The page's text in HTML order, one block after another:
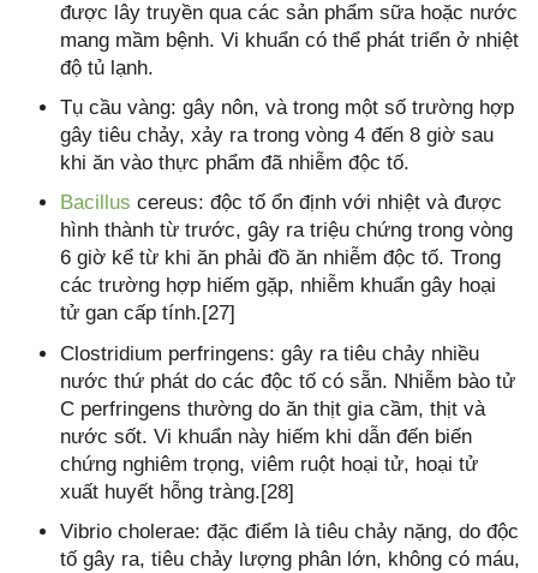
được lây truyền qua các sản phẩm sữa hoặc nước
mang mầm bệnh. Vi khuẩn có thể phát triển ở nhiệt
độ tủ lạnh.
Tụ cầu vàng: gây nôn, và trong một số trường hợp
gây tiêu chảy, xảy ra trong vòng 4 đến 8 giờ sau
khi ăn vào thực phẩm đã nhiễm độc tố.
Bacillus cereus: độc tố ổn định với nhiệt và được
hình thành từ trước, gây ra triệu chứng trong vòng
6 giờ kể từ khi ăn phải đồ ăn nhiễm độc tố. Trong
các trường hợp hiếm gặp, nhiễm khuẩn gây hoại
tử gan cấp tính.[27]
Clostridium perfringens: gây ra tiêu chảy nhiều
nước thứ phát do các độc tố có sẵn. Nhiễm bào tử
C perfringens thường do ăn thịt gia cầm, thịt và
nước sốt. Vi khuẩn này hiếm khi dẫn đến biến
chứng nghiêm trọng, viêm ruột hoại tử, hoại tử
xuất huyết hỗng tràng.[28]
Vibrio cholerae: đặc điểm là tiêu chảy nặng, do độc
tố gây ra, tiêu chảy lượng phân lớn, không có máu,